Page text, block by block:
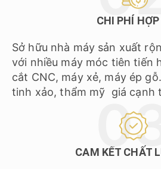
CHI PHÍ HỢP
Sở hữu nhà máy sản xuất
với nhiều máy móc tiên tiến
cắt CNC, máy xẻ, máy ép
tinh xảo, thẩm mỹ giá cạnh
CAM KẾT CHẤT